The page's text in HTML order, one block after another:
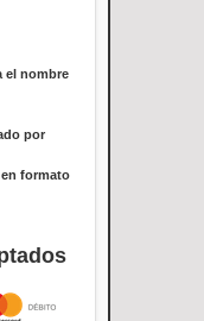
el nombre
por
formato